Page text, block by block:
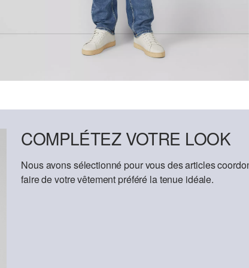
COMPLÉTEZ VOTRE LOOK
Nous avons sélectionné pour vous des articles
faire de votre vêtement préféré la tenue idéale.